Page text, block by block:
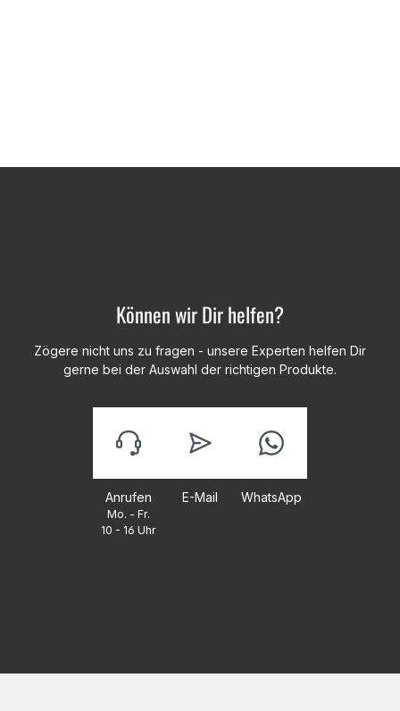
Können wir Dir helfen?
Zögere nicht uns zu fragen - unsere Experten helfen Dir
gerne bei der Auswahl der richtigen Produkte.
Anrufen
Mo. - Fr.
10 - 16 Uhr
E-Mail WhatsApp